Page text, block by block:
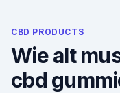
CBD PRODUCTS
Wie alt
cbd